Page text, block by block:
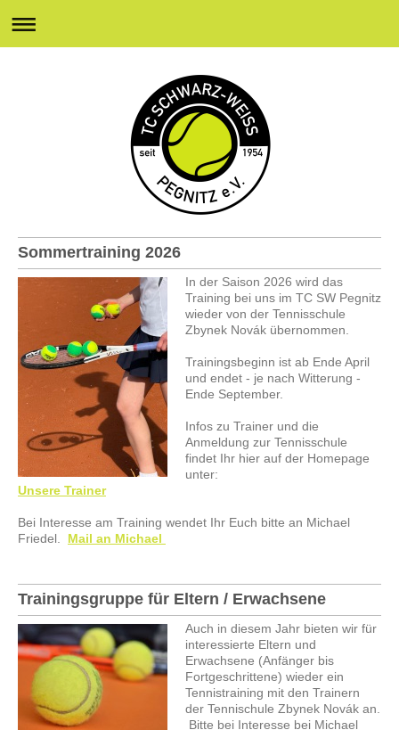
Sommertraining 2026
In der Saison 2026 wird das
Training bei uns im TC SW Pegnitz
wieder von der Tennisschule
Zbynek Novák übernommen.
Trainingsbeginn ist ab Ende April
und endet - je nach Witterung -
Ende September.
Infos zu Trainer und die
Anmeldung zur Tennisschule
findet Ihr hier auf der Homepage
unter:
Unsere Trainer
Bei Interesse am Training wendet Ihr Euch bitte an Michael
Friedel. Mail an Michael
Trainingsgruppe für Eltern / Erwachsene
Auch in diesem Jahr bieten wir für
interessierte Eltern und
Erwachsene (Anfänger bis
Fortgeschrittene) wieder ein
Tennistraining mit den Trainern
der Tennischule Zbynek Novák an.
Bitte bei Interesse bei Michael